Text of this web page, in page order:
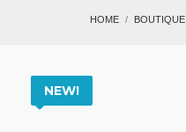
HOME BOUTIQUE
NEW!